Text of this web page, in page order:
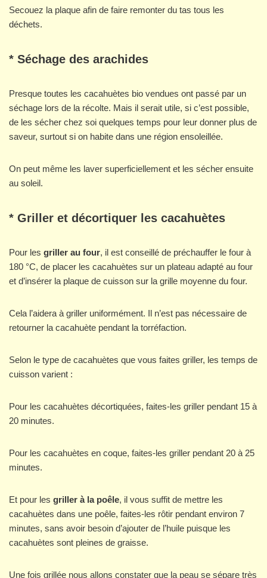
Secouez la plaque afin de faire remonter du tas tous les
déchets.
* Séchage des arachides
Presque toutes les cacahuètes bio vendues ont passé par un
séchage lors de la récolte. Mais il serait utile, si c’est possible,
de les sécher chez soi quelques temps pour leur donner plus de
saveur, surtout si on habite dans une région ensoleillée.
On peut même les laver superficiellement et les sécher ensuite
au soleil.
* Griller et décortiquer les cacahuètes
Pour les griller au four, il est conseillé de préchauffer le four à
180 °C, de placer les cacahuètes sur un plateau adapté au four
et d’insérer la plaque de cuisson sur la grille moyenne du four.
Cela l’aidera à griller uniformément. Il n’est pas nécessaire de
retourner la cacahuète pendant la torréfaction.
Selon le type de cacahuètes que vous faites griller, les temps de
cuisson varient :
Pour les cacahuètes décortiquées, faites-les griller pendant 15 à
20 minutes.
Pour les cacahuètes en coque, faites-les griller pendant 20 à 25
minutes.
Et pour les griller à la poêle, il vous suffit de mettre les
cacahuètes dans une poêle, faites-les rôtir pendant environ 7
minutes, sans avoir besoin d’ajouter de l’huile puisque les
cacahuètes sont pleines de graisse.
Une fois grillée nous allons constater que la peau se sépare très